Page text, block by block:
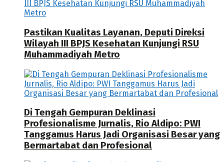
Pastikan Kualitas Layanan, Deputi Direksi
Wilayah III BPJS Kesehatan Kunjungi RSU
Muhammadiyah Metro
Di Tengah Gempuran Deklinasi
Profesionalisme Jurnalis, Rio Aldipo: PWI
Tanggamus Harus Jadi Organisasi Besar yang
Bermartabat dan Profesional